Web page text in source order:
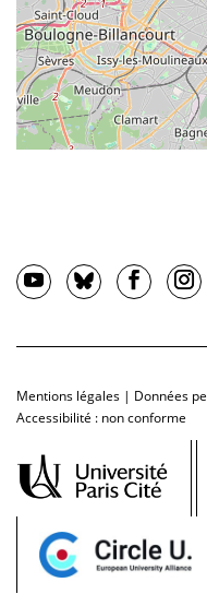
Mentions légales | Données
Accessibilité : non conforme